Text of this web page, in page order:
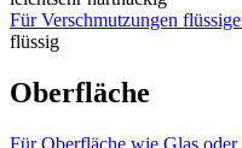
Für Verschmutzungen
flüssig
Oberfläche
Für Oberfläche wie Glas oder